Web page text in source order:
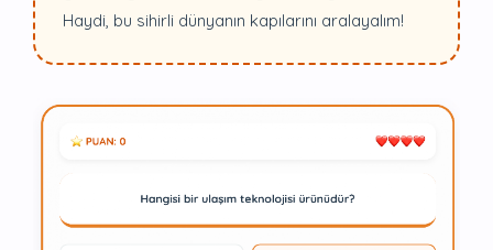
Haydi, bu sihirli dünyanın kapılarını aralayalım!